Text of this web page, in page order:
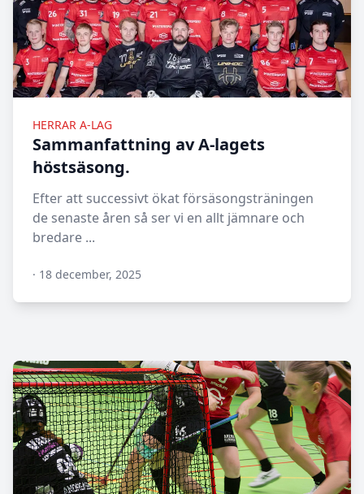
HERRAR A-LAG
Sammanfattning av A-lagets
höstsäsong.
Efter att successivt ökat försäsongsträningen
de senaste åren så ser vi en allt jämnare och
bredare ...
N/A
· 18 december, 2025